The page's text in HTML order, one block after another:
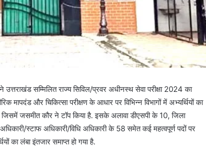
सम्मिलित राज्य सिविल/प्रवर अधीनस्थ सेवा परीक्षा 2024 का
मापदंड और चिकित्सा परीक्षण के आधार पर विभिन्न विभागों में अभ्यर्थियों का
जसमीत कौर ने टॉप किया है. इसके अलावा डीएसपी के 10, जिला
स्टाफ अधिकारी/विधि अधिकारी के 58 समेत कई महत्वपूर्ण पदों पर
का लंबा इंतजार समाप्त हो गया है.